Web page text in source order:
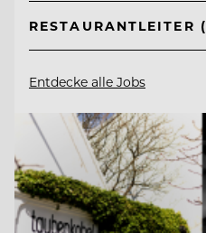
RESTAURANTLEITER
Entdecke alle Jobs